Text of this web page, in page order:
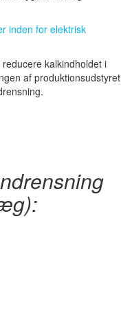
inden for elektrisk
kalkindholdet i
af produktionsudstyret